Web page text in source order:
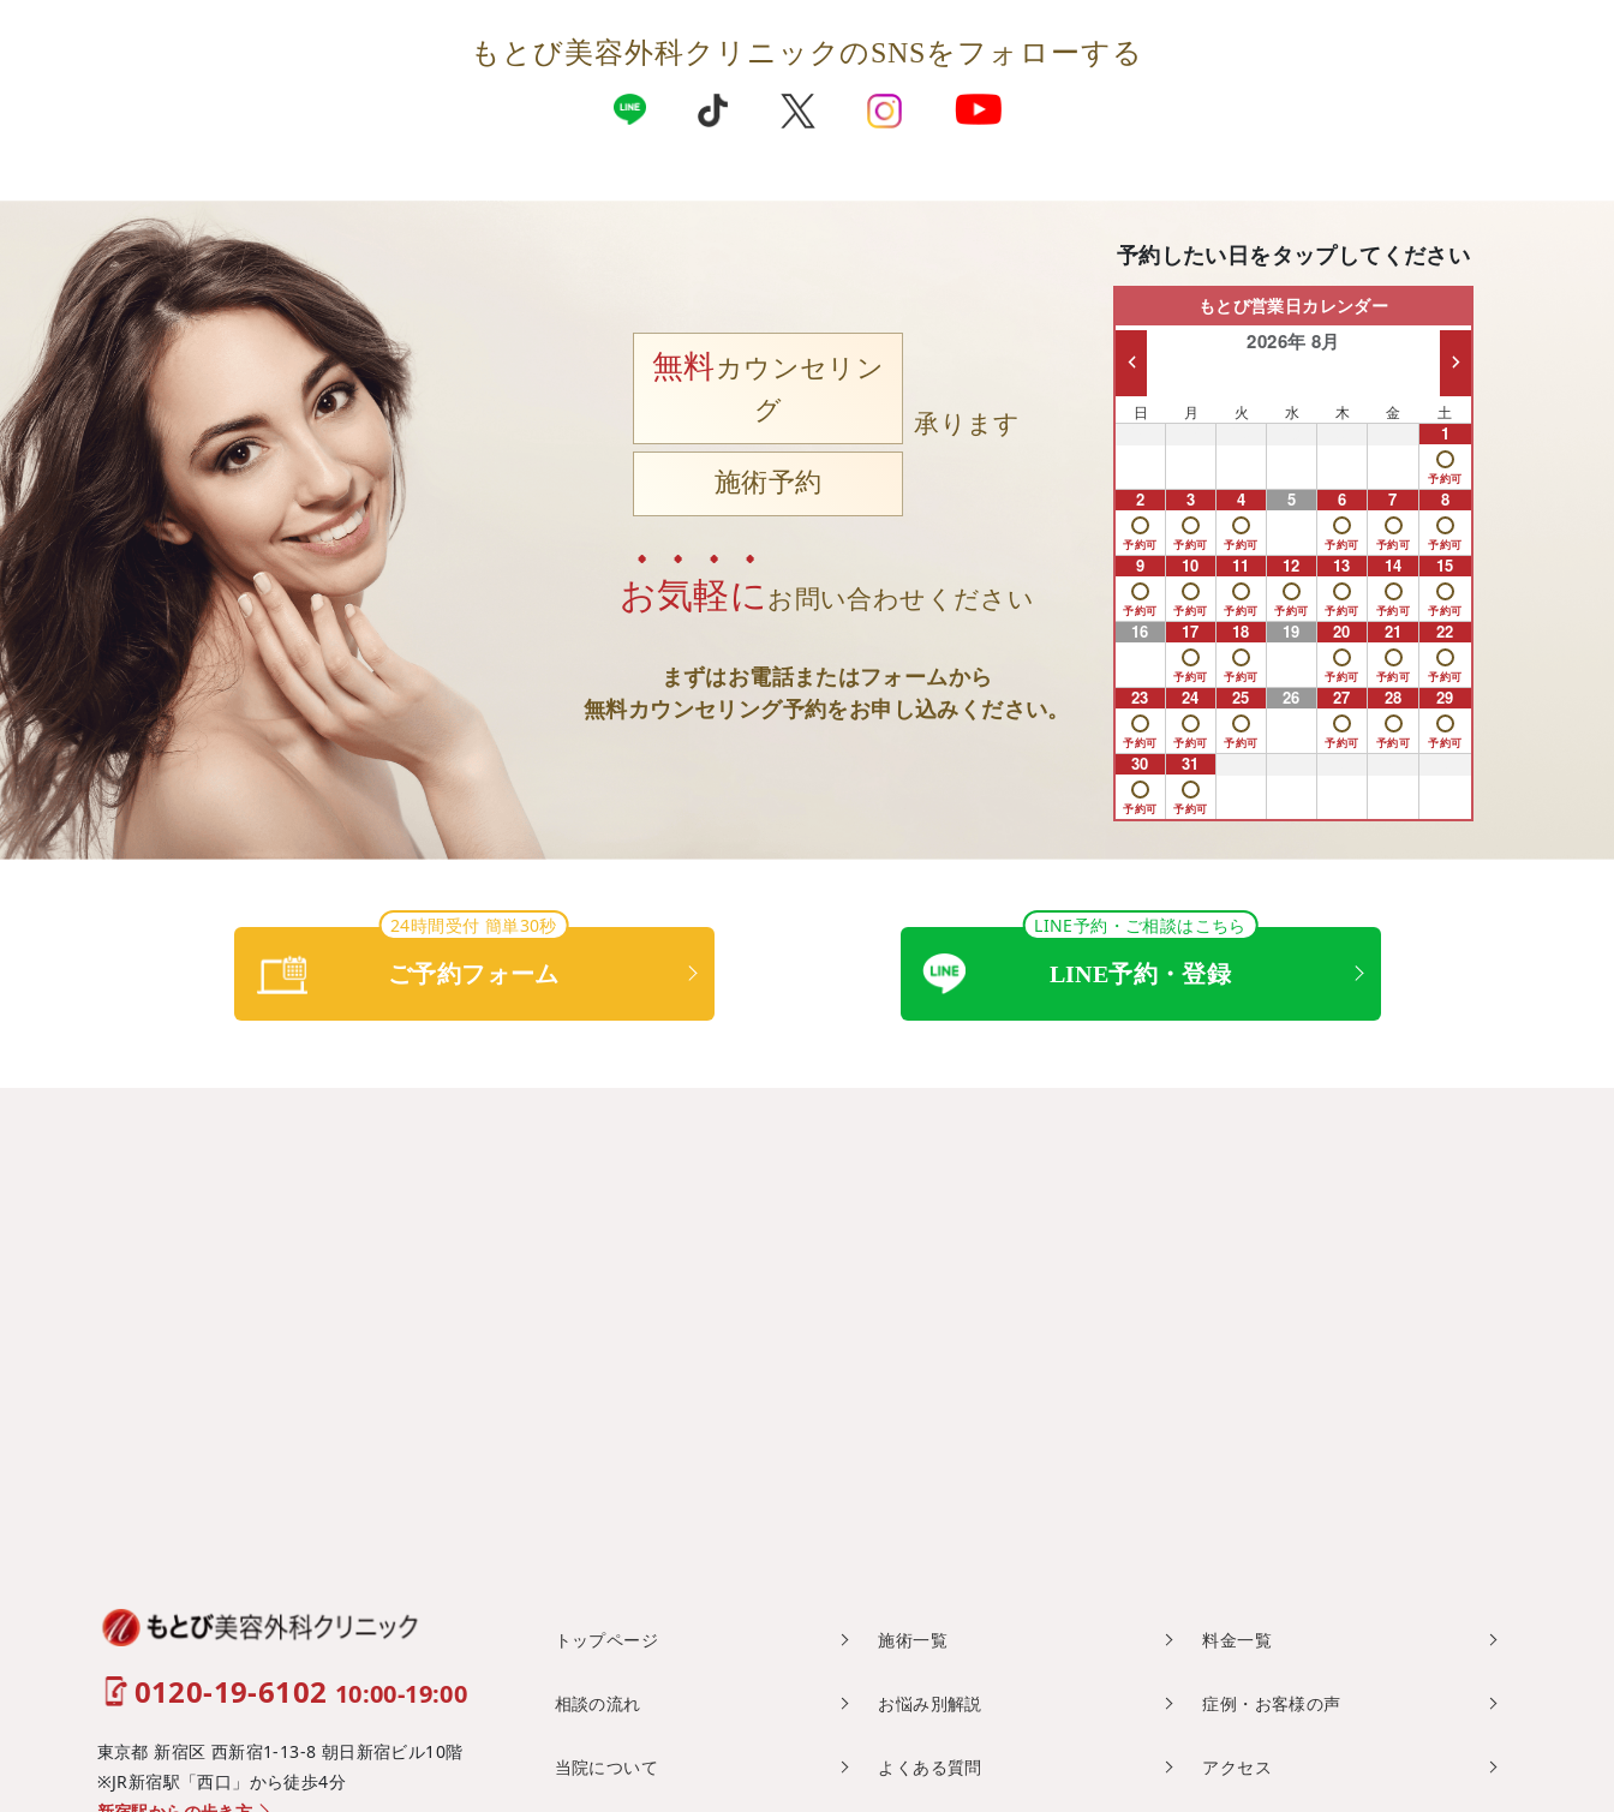
もとび美容外科クリニックのSNSをフォローする
無料カウンセリン
グ
施術予約
承ります
お気軽に お問い合わせください
まずはお電話またはフォームから
無料カウンセリング予約をお申し込みください。
予約したい日をタップしてください
もとび営業日カレンダー
2026年 8月
日 月 火 水 木 金 土
1
2 3 4 5 6 7 8
9 10 11 12 13 14 15
16 17 18 19 20 21 22
23 24 25 26 27 28 29
30 31
24時間受付 簡単30秒
ご予約フォーム
LINE予約・ご相談はこちら
LINE予約・登録
0120-19-6102 10:00-19:00
東京都 新宿区 西新宿1-13-8 朝日新宿ビル10階
※JR新宿駅「西口」から徒歩4分
トップページ 施術一覧 料金一覧
相談の流れ お悩み別解説 症例・お客様の声
当院について よくある質問 アクセス